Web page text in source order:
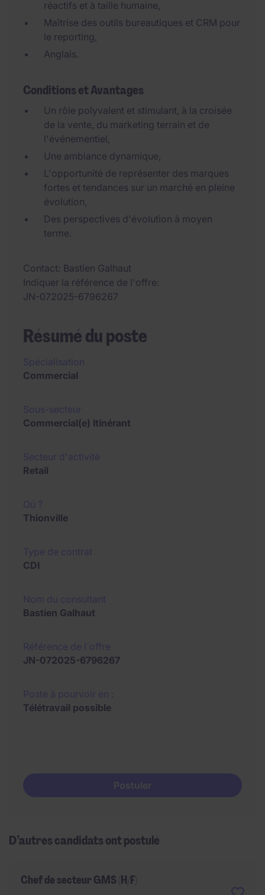
réactifs et à taille humaine,
Maîtrise des outils bureautiques et CRM pour
le reporting,
Anglais.
Conditions et Avantages
Un rôle polyvalent et stimulant, à la croisée
de la vente, du marketing terrain et de
l'événementiel,
Une ambiance dynamique,
L'opportunité de représenter des marques
fortes et tendances sur un marché en pleine
évolution,
Des perspectives d'évolution à moyen
terme.
Contact Bastien Galhaut
Indiquer la référence de l'offre
JN-072025-6796267
Résumé du poste
Commercial
Commercial(e) Itinérant
Retail
Thionville
CDI
Bastien Galhaut
JN-072025-6796267
Télétravail possible
Postuler
D’autres candidats ont postulé
Chef de secteur GMS (H/F)